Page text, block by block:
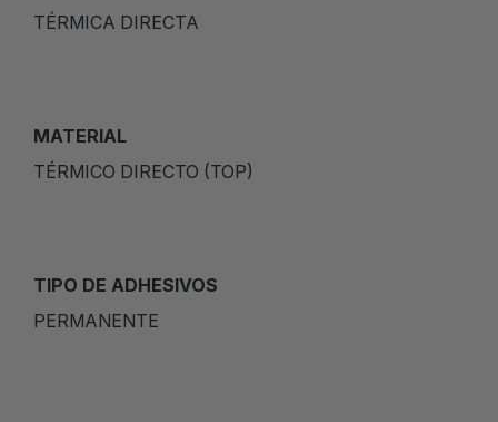
TÉRMICA DIRECTA
MATERIAL
TÉRMICO DIRECTO (TOP)
TIPO DE ADHESIVOS
PERMANENTE